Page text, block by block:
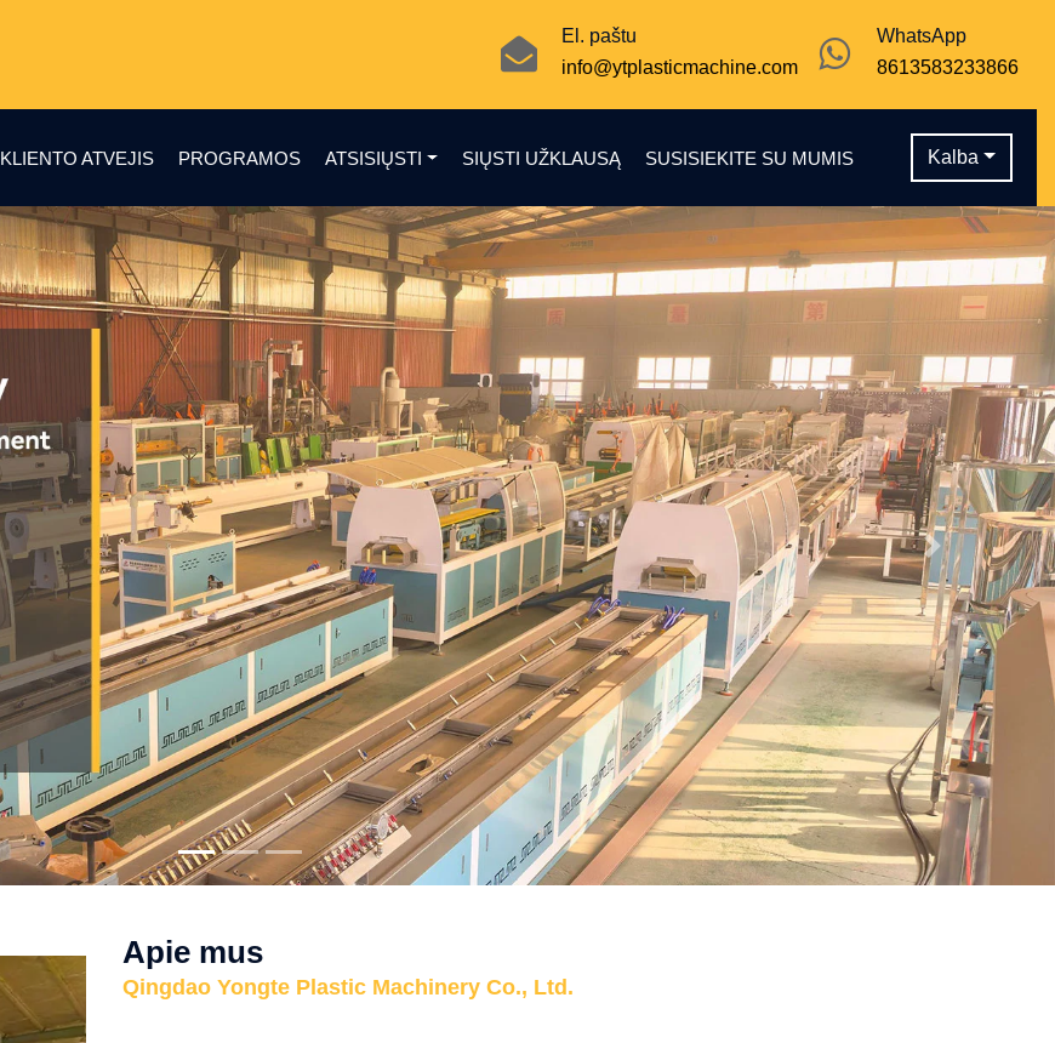
WhatsApp
8613583233866
El. paštu
info@ytplasticmachine.com
KLIENTO ATVEJIS PROGRAMOS ATSISIŲSTI SIŲSTI UŽKLAUSĄ SUSISIEKITE SU MUMIS Kalba
Kitas
Apie mus
Qingdao Yongte Plastic Machinery Co., Ltd.